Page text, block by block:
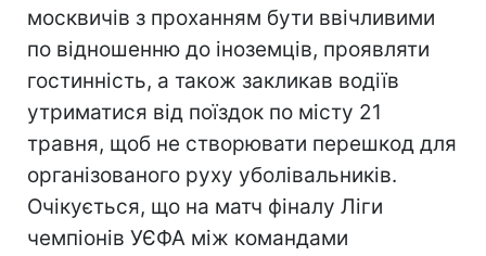
москвичів з проханням бути ввічливими
по відношенню до іноземців, проявляти
гостинність, а також закликав водіїв
утриматися від поїздок по місту 21
травня, щоб не створювати перешкод для
організованого руху уболівальників.
Очікується, що на матч фіналу Ліги
чемпіонів УЄФА між командами